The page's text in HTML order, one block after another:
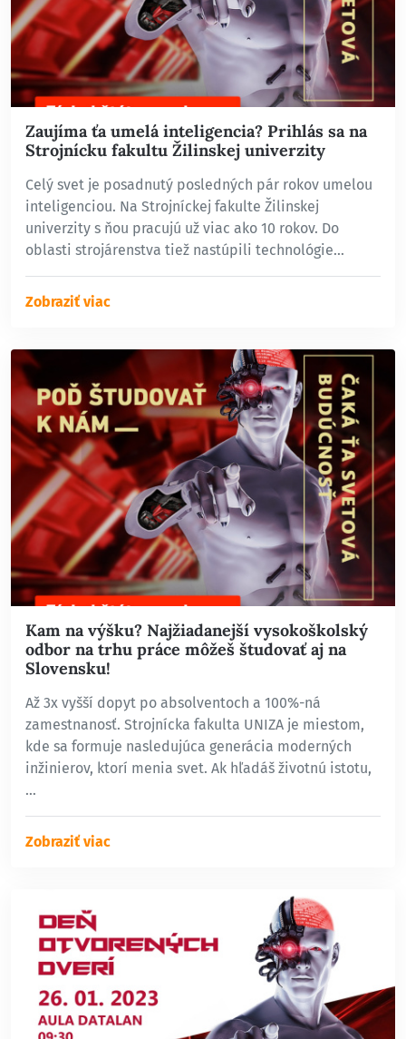
Zaujíma ťa umelá inteligencia? Prihlás sa na
Strojnícku fakultu Žilinskej univerzity
Celý svet je posadnutý posledných pár rokov umelou
inteligenciou. Na Strojníckej fakulte Žilinskej
univerzity s ňou pracujú už viac ako 10 rokov. Do
oblasti strojárenstva tiež nastúpili technológie…
Zobraziť viac
Kam na výšku? Najžiadanejší vysokoškolský
odbor na trhu práce môžeš študovať aj na
Slovensku!
Až 3x vyšší dopyt po absolventoch a 100%-ná
zamestnanosť. Strojnícka fakulta UNIZA je miestom,
kde sa formuje nasledujúca generácia moderných
inžinierov, ktorí menia svet. Ak hľadáš životnú istotu,
…
Zobraziť viac